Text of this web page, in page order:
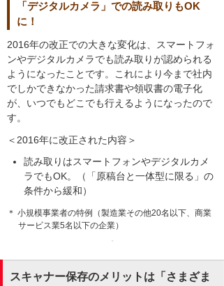
「デジタルカメラ」での読み取りもOK
に！
2016年の改正での大きな変化は、スマートフォ
ンやデジタルカメラでも読み取りが認められる
ようになったことです。これにより今まで社内
でしかできなかった請求書や領収書の電子化
が、いつでもどこでも行えるようになったので
す。
＜2016年に改正された内容＞
読み取りはスマートフォンやデジタルカメ
ラでもOK。（「原稿台と一体型に限る」の
条件から緩和）
＊ 小規模事業者の特例（製造業その他20名以下、商業
サービス業5名以下の企業）
スキャナー保存のメリットは「さまざま